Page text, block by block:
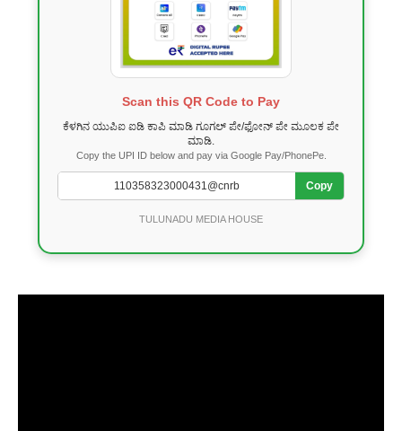
Scan this QR Code to Pay
ಕೆಳಗಿನ ಯುಪಿಐ ಐಡಿ ಕಾಪಿ ಮಾಡಿ ಗೂಗಲ್ ಪೇ/ಫೋನ್ ಪೇ ಮೂಲಕ ಪೇ
ಮಾಡಿ.
Copy the UPI ID below and pay via Google Pay/PhonePe.
Copy
TULUNADU MEDIA HOUSE